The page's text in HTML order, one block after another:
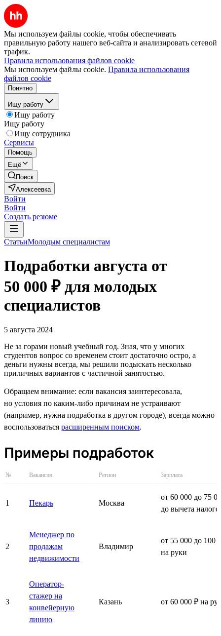
Мы используем файлы cookie, чтобы обеспечивать
правильную работу нашего веб-сайта и анализировать сетевой
трафик.
Правила использования файлов cookie
Мы используем файлы cookie. Правила использования
файлов cookie
Понятно
Ищу работу
Ищу работу
Ищу работу
Ищу сотрудника
Сервисы
Помощь
Ещё
Поиск
Алексеевка
Войти
Войти
Создать резюме
СтатьиМолодым специалистам
Подработки августа от
50 000 ₽ для молодых
специалистов
5 августа 2024
Не за горами новый учебный год. Зная, что у многих
студентов вопрос со временем стоит достаточно остро, а
деньги нужны всегда, мы решили подыскать несколько
приличных вариантов с частичной занятостью.
Обращаем внимание: если вакансия заинтересовала,
но условия по каким-либо причинам не устраивают
(например, нужна подработка в другом городе), всегда можно
воспользоваться расширенным поиском.
Примеры подработок
№ Вакансия Регион Зарплата
1 Пекарь Москва
от 60 000 до 75
до вычета
2
Менеджер по
продажам
недвижимости
Владимир
от 55 000 до 100
на руки
3
Оператор-
стажер на
конвейерную
линию
Казань от 60 000 ₽ на